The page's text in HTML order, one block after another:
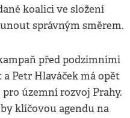
koalici ve složení
správným směrem.
před podzimními
Petr Hlaváček má opět
územní rozvoj Prahy.
klíčovou agendu na